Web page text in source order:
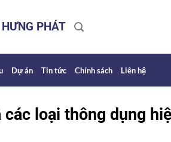
PHÁT
Dự án Tin tức Chính sách Liên hệ
loại thông dụng